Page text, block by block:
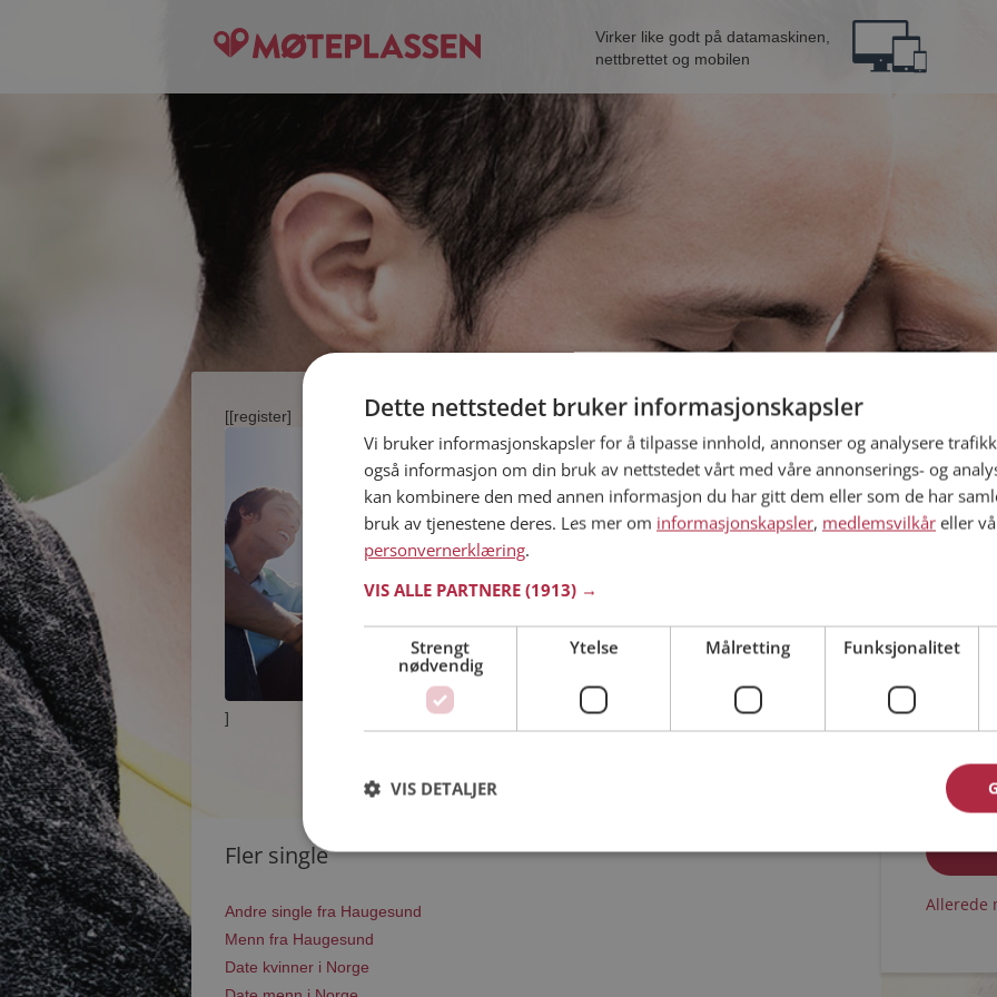
Virker like godt på datamaskinen,
nettbrettet og mobilen
[[register]
]
Fler single
Andre single fra Haugesund
Menn fra Haugesund
Date kvinner i Norge
Jeg er en:
Jeg
Jeg
Allerede
Dette nettstedet bruker informasjonskapsler
Vi bruker informasjonskapsler for å tilpasse innhold, annonser og analysere
også informasjon om din bruk av nettstedet vårt med våre annonserings- og
kan kombinere den med annen informasjon du har gitt dem eller som de har
bruk av tjenestene deres. Les mer om informasjonskapsler, medlemsvilkår eller
personvernerklæring.
VIS ALLE PARTNERE (1913) →
Strengt
nødvendig
Ytelse Målretting Funksjonalitet
VIS DETALJER